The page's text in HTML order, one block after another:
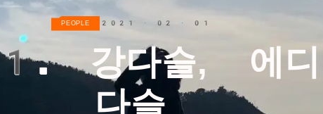
PEOPLE 2021 · 02 · 01
강다슬, 에디
다슬